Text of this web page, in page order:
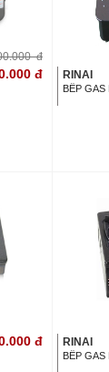
đ
đ RINAI
BẾP GAS
đ RINAI
BẾP GAS